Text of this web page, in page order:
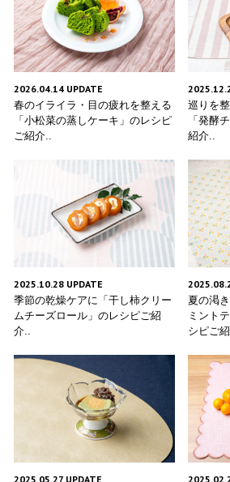
2026.04.14 UPDATE
春のイライラ・目の疲れを整える
「小松菜の蒸しケーキ」のレシピ
ご紹介..
巡りを
「発酵
紹介..
2025.10.28 UPDATE
季節の乾燥ケアに「干し柿クリー
ムチーズロール」のレシピご紹
介..
夏の渇
ミント
シピご
2025.05.27 UPDATE